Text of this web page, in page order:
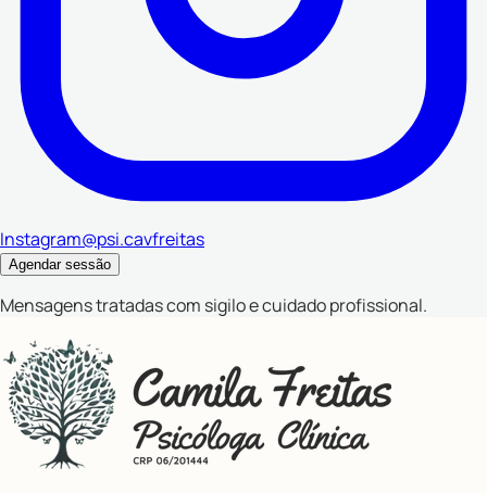
Instagram@psi.cavfreitas
Agendar sessão
Mensagens tratadas com sigilo e cuidado profissional.